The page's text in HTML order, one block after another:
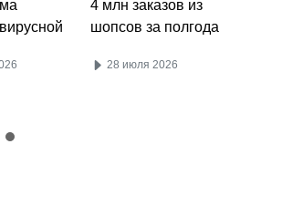
4 млн заказов из
шопсов за полгода
28 июля 2026